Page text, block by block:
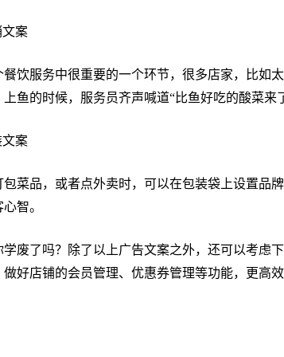
案
餐饮服务中很重要的一个环节，很多店家，比如
鱼的时候，服务员齐声喊道“比鱼好吃的酸菜来
案
包菜品，或者点外卖时，可以在包装袋上设置品
智。
学废了吗？除了以上广告文案之外，还可以考虑
做好店铺的会员管理、优惠券管理等功能，更高